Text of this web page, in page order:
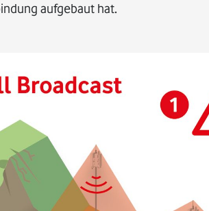
aufgebaut hat.